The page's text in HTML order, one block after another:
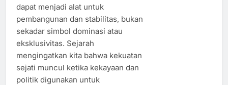
dapat menjadi alat untuk
pembangunan dan stabilitas, bukan
sekadar simbol dominasi atau
eksklusivitas. Sejarah
mengingatkan kita bahwa kekuatan
sejati muncul ketika kekayaan dan
politik digunakan untuk